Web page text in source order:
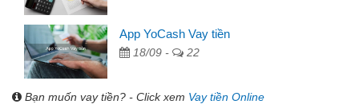
App YoCash Vay tiền
18/09 - 22
Bạn muốn vay tiền? - Click xem Vay tiền Online